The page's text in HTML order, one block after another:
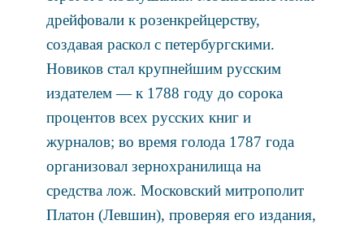
дрейфовали к розенкрейцерству,
создавая раскол с петербургскими.
Новиков стал крупнейшим русским
издателем — к 1788 году до сорока
процентов всех русских книг и
журналов; во время голода 1787 года
организовал зернохранилища на
средства лож. Московский митрополит
Платон (Левшин), проверяя его издания,